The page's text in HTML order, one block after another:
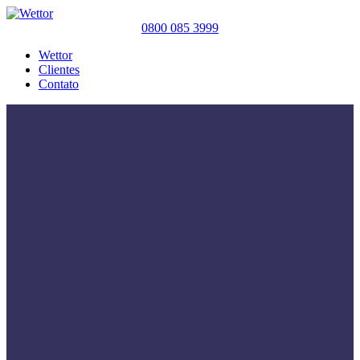
0800 085 3999
Wettor
Clientes
Contato